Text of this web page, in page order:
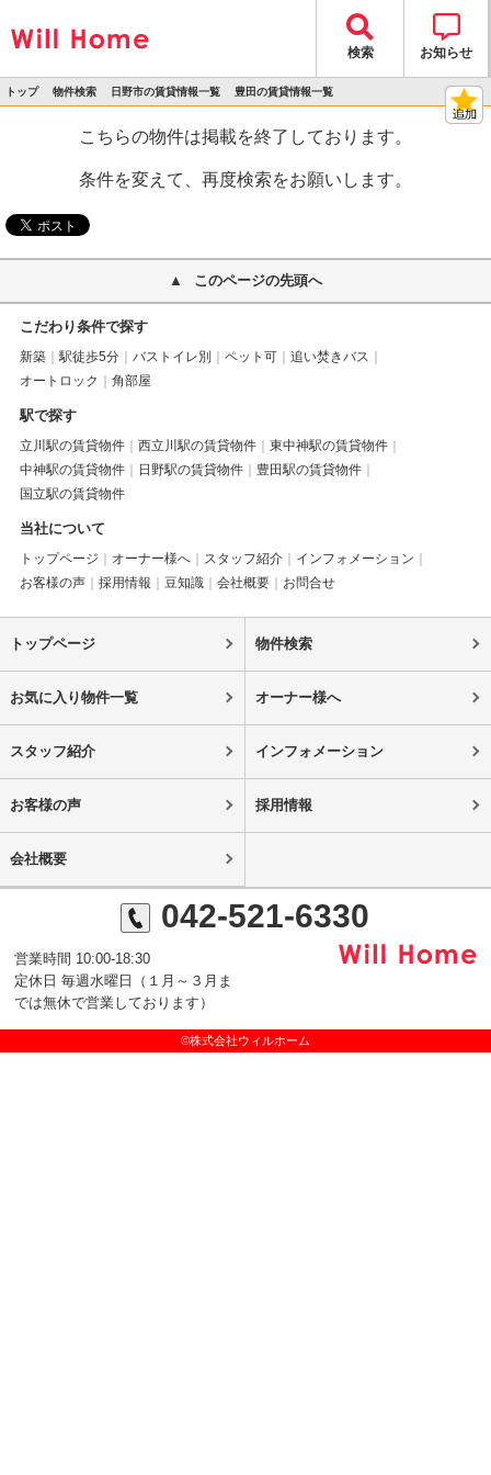
検索 お知らせ
トップ 物件検索 日野市の賃貸情報一覧 豊田の賃貸情報一覧
こちらの物件は掲載を終了しております。
条件を変えて、再度検索をお願いします。
このページの先頭へ
こだわり条件で探す
新築 駅徒歩5分 バストイレ別 ペット可
追い焚きバス
オートロック
角部屋
駅で探す
立川駅の賃貸物件 西立川駅の賃貸物件
東中神駅の賃貸物件
中神駅の賃貸物件
日野駅の賃貸物件
豊田駅の賃貸物件
国立駅の賃貸物件
当社について
トップページ オーナー様へ スタッフ紹介
インフォメーション
お客様の声
採用情報 豆知識 会社概要 お問合せ
トップページ 物件検索
お気に入り物件一覧 オーナー様へ
スタッフ紹介 インフォメーション
お客様の声 採用情報
会社概要
042-521-6330
営業時間 10:00-18:30
定休日 毎週水曜日（１月～３月ま
では無休で営業しております）
©株式会社ウィルホーム